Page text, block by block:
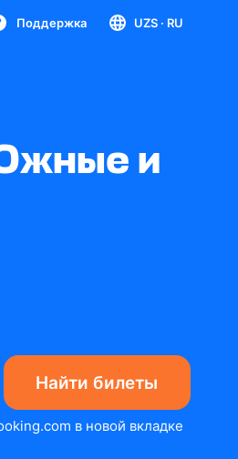
Поддержка UZS · RU
и
Найти билеты
в новой вкладке